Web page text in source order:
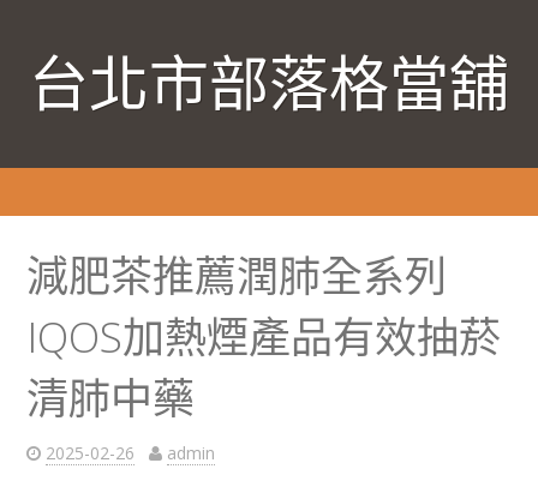
台北市部落格當舖
減肥茶推薦潤肺全系列
IQOS加熱煙產品有效抽菸
清肺中藥
2025-02-26 admin